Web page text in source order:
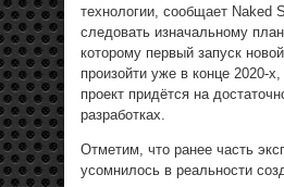
технологии, сообщает Naked
следовать изначальному
которому первый запуск
произойти уже в конце 2020-
проект придётся на
разработках.
Отметим, что ранее часть
усомнилось в реальности